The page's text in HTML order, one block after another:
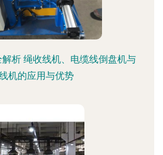
析 绳收线机、电缆线倒盘机与
机的应用与优势